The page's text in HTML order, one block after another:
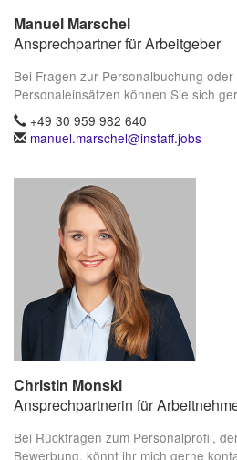
Manuel Marschel
Ansprechpartner für Arbeitgeber
Bei Fragen zur Personalbuchung
Personaleinsätzen können Sie sich
+49 30 959 982 640
manuel.marschel@instaff.jobs
Christin Monski
Ansprechpartnerin für
Bei Rückfragen zum Personalprofil,
Bewerbung, könnt ihr mich gerne